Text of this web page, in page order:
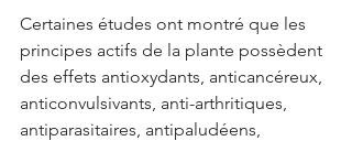
Certaines études ont montré que les
principes actifs de la plante possèdent
des effets antioxydants, anticancéreux,
anticonvulsivants, anti-arthritiques,
antiparasitaires, antipaludéens,